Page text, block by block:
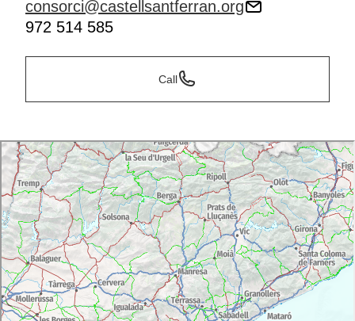
consorci@castellsantferran.org
972 514 585
Call